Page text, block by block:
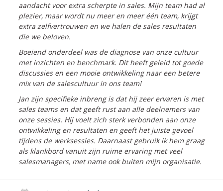
aandacht voor extra scherpte in sales. Mijn team had al
plezier, maar wordt nu meer en meer één team, krijgt
extra zelfvertrouwen en we halen de sales resultaten
die we beloven.
Boeiend onderdeel was de diagnose van onze cultuur
met inzichten en benchmark. Dit heeft geleid tot goede
discussies en een mooie ontwikkeling naar een betere
mix van de salescultuur in ons team!
Jan zijn specifieke inbreng is dat hij zeer ervaren is met
sales teams en dat geeft rust aan alle deelnemers van
onze sessies. Hij voelt zich sterk verbonden aan onze
ontwikkeling en resultaten en geeft het juiste gevoel
tijdens de werksessies. Daarnaast gebruik ik hem graag
als klankbord vanuit zijn ruime ervaring met veel
salesmanagers, met name ook buiten mijn organisatie.